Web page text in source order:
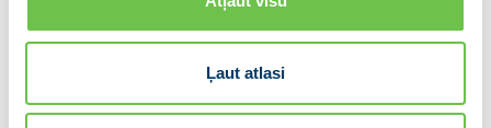
Ļaut atlasi
sešas partijas – “VIENOTĪBA”, “Kuldīgas novadam”,
“Tukuma pilsētai un novadam”, “Valmierai un
partija”. Partiju apvienības valdes priekšsēdētājs ir
Ministru prezidents Krišjānis Kariņš.